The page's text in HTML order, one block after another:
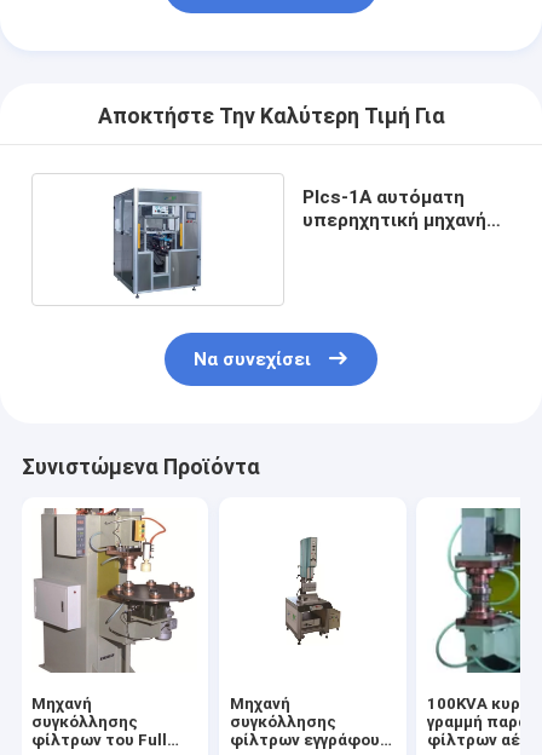
Αποκτήστε Την Καλύτερη Τιμή Για
Plcs-1A αυτόματη
υπερηχητική μηχανή
Να συνεχίσει
Συνιστώμενα Προϊόντα
Μηχανή
συγκόλλησης
φίλτρων του Full
Μηχανή
συγκόλλησης
φίλτρων εγγράφου
100KVA κυρτή
γραμμή
φίλτρων αέρα